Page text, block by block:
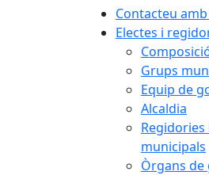
Contacteu
Electes i
Grups
Equip de
Alcaldia
Regidories
municipals
Òrgans de